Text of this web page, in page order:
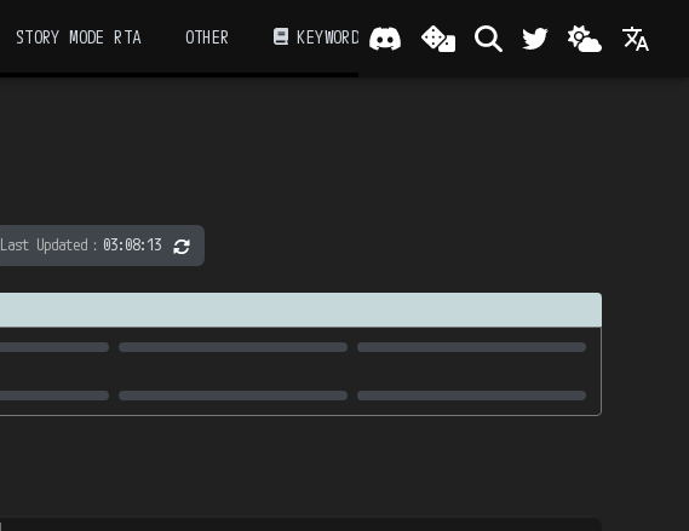
STORY MODE RTA OTHER KEYWORD
Last Updated ： 03:08:13